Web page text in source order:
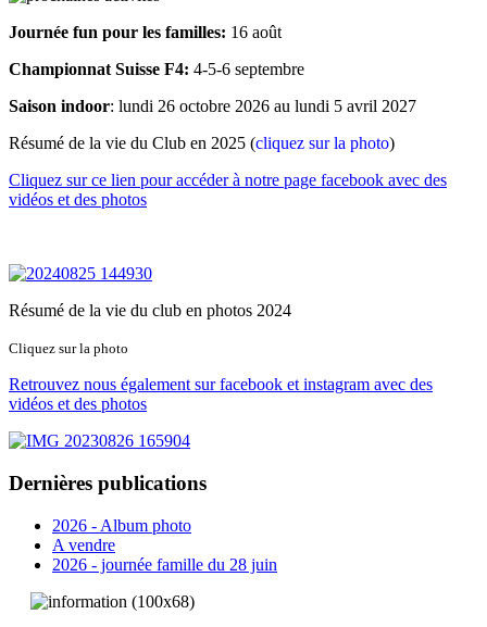
Journée fun pour les familles: 16 août
Championnat Suisse F4: 4-5-6 septembre
Saison indoor: lundi 26 octobre 2026 au lundi 5 avril 2027
Résumé de la vie du Club en 2025 (cliquez sur la photo)
Cliquez sur ce lien pour accéder à notre page facebook avec des
vidéos et des photos
Résumé de la vie du club en photos 2024
Cliquez sur la photo
Retrouvez nous également sur facebook et instagram avec des
vidéos et des photos
Dernières publications
2026 - Album photo
A vendre
2026 - journée famille du 28 juin